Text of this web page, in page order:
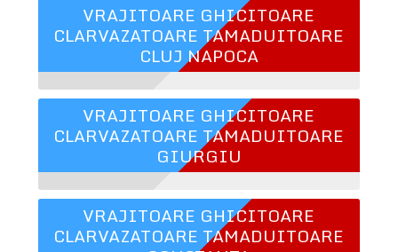
VRAJITOARE GHICITOARE
CLARVAZATOARE TAMADUITOARE
CLUJ NAPOCA
VRAJITOARE GHICITOARE
CLARVAZATOARE TAMADUITOARE
GIURGIU
VRAJITOARE GHICITOARE
CLARVAZATOARE TAMADUITOARE